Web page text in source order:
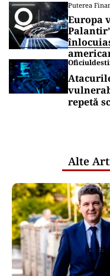
Puterea
Europa
repetă
Alte